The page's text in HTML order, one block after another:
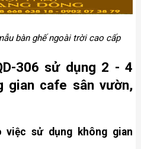
bàn ghế ngoài trời cao cấp
306 sử dụng 2 - 4
gian cafe sân vườn,
việc sử dụng không gian